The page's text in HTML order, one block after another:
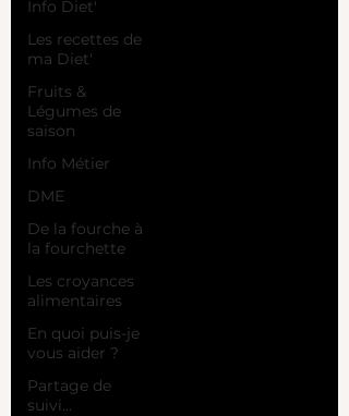
Info Diet'
Les recettes de
ma Diet'
Fruits &
Légumes de
saison
Info Métier
DME
De la fourche à
la fourchette
Les croyances
alimentaires
En quoi puis-je
vous aider ?
Partage de
suivi...